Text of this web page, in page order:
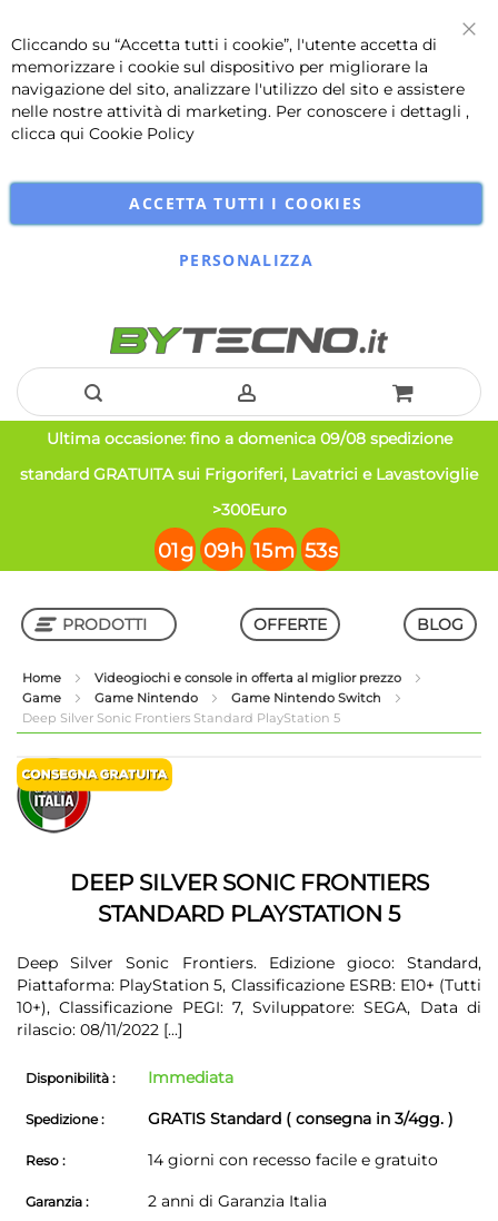
Cliccando su “Accetta tutti i cookie”, l'utente accetta di
memorizzare i cookie sul dispositivo per migliorare la
navigazione del sito, analizzare l'utilizzo del sito e assistere
nelle nostre attività di marketing. Per conoscere i dettagli ,
clicca qui Cookie Policy
ACCETTA TUTTI I COOKIES
PERSONALIZZA
Salta
al
Ultima occasione: fino a domenica 09/08 spedizione
standard GRATUITA sui Frigoriferi, Lavatrici e Lavastoviglie
>300Euro
01g 09h 15m 53s
PRODOTTI
Shop in Shop
OFFERTE BLOG
Home
Videogiochi e console in offerta al miglior prezzo
Game
Game Nintendo
Game Nintendo Switch
Deep Silver Sonic Frontiers Standard PlayStation 5
Vai
alla
fine
della
Vai
all'inizio
della
galleria
immaginiDEEP SILVER SONIC FRONTIERS
STANDARD PLAYSTATION 5
Deep Silver Sonic Frontiers. Edizione gioco: Standard,
Piattaforma: PlayStation 5, Classificazione ESRB: E10+ (Tutti
10+), Classificazione PEGI: 7, Sviluppatore: SEGA, Data di
rilascio: 08/11/2022 [...]
Disponibilità : Immediata
Spedizione : GRATIS Standard ( consegna in 3/4gg. )
Reso : 14 giorni con recesso facile e gratuito
Garanzia : 2 anni di Garanzia Italia